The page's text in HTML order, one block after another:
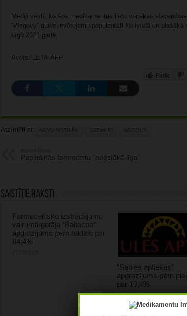
Mediji vēstī, ka šos medikamentus lieto vairākas
“Wegovy” guvis ievērojamu popularitāti Holivudā un
tirgū 2021.gadā.
Avots: LETA-AFP
Patīk
Atzīmēti ar: NOVO NORDISK WEGOVY
Paplašinās farmaceitu “augstākā līga”
Saistītie raksti
Farmaceitisko izstrādājumu
vairumtirgotāja “Baltacon”
apgrozījums pērn audzis par
84,4%
“Saules aptiekas”
apgrozījums pērn
par 10,4%
07/08/2026